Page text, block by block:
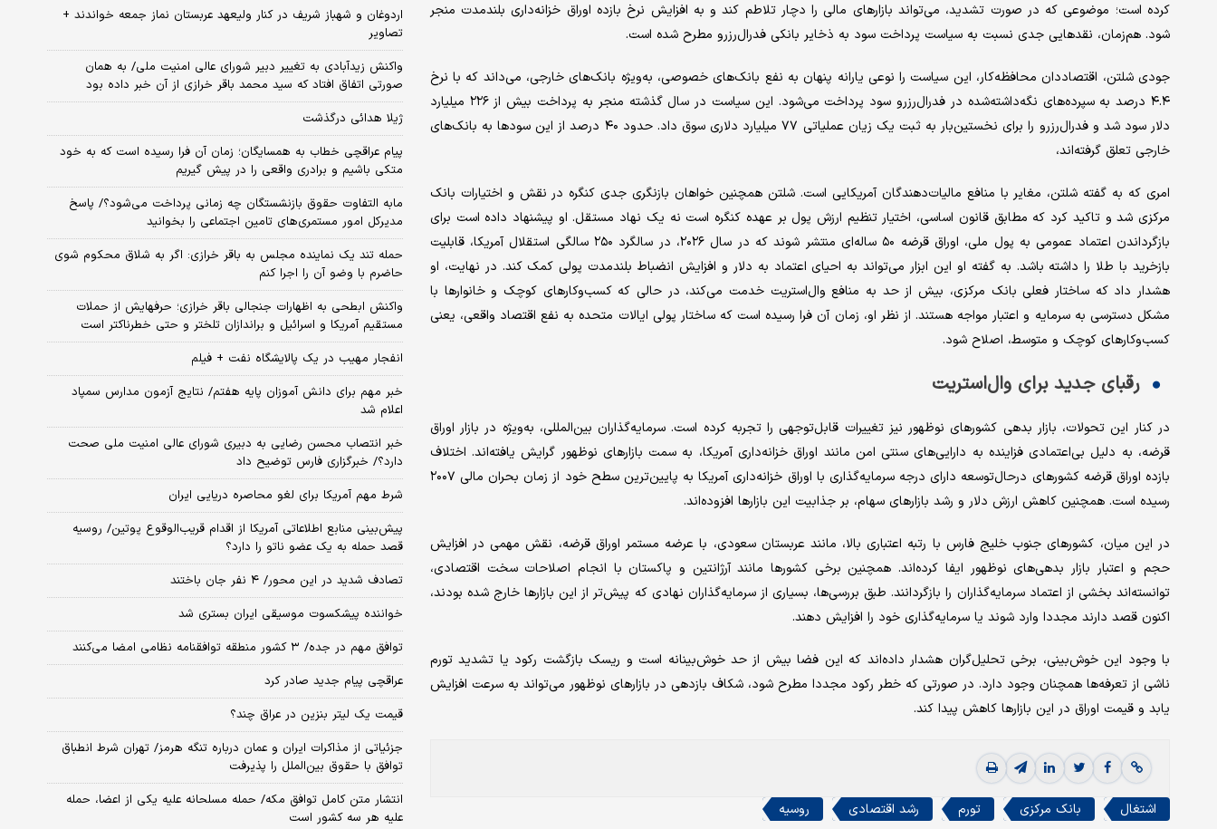
کرده است؛ موضوعی که در صورت تشدید، می‌تواند بازارهای مالی را دچار تلاطم کند و به افزایش نرخ بازده اوراق خزانه‌‌‌داری بلندمدت منجر
شود. هم‌‌‌زمان، نقدهایی جدی نسبت به سیاست پرداخت سود به ذخایر بانکی فدرال‌‌‌رزرو مطرح شده است.
جودی شلتن، اقتصاددان محافظه‌‌‌کار، این سیاست را نوعی یارانه پنهان به نفع بانک‌‌‌های خصوصی، به‌‌‌ویژه بانک‌‌‌های خارجی، می‌‌‌داند که با نرخ
۴.۴ درصد به سپرده‌‌‌های نگه‌‌‌داشته‌‌‌شده در فدرال‌‌‌رزرو سود پرداخت می‌شود. این سیاست در سال گذشته منجر به پرداخت بیش از ۲۲۶ میلیارد
دلار سود شد و فدرال‌‌‌رزرو را برای نخستین‌بار به ثبت یک زیان عملیاتی ۷۷ میلیارد دلاری سوق داد. حدود ۴۰ درصد از این سودها به بانک‌‌‌های
خارجی تعلق گرفته‌‌‌اند،
امری که به گفته شلتن، مغایر با منافع مالیات‌‌‌دهندگان آمریکایی است. شلتن همچنین خواهان بازنگری جدی کنگره در نقش و اختیارات بانک
مرکزی شد و تاکید کرد که مطابق قانون اساسی، اختیار تنظیم ارزش پول بر عهده کنگره است نه یک نهاد مستقل. او پیشنهاد داده است برای
بازگرداندن اعتماد عمومی به پول ملی، اوراق قرضه ۵۰ ساله‌‌‌ای منتشر شوند که در سال ۲۰۲۶، در سالگرد ۲۵۰ سالگی استقلال آمریکا، قابلیت
بازخرید با طلا را داشته باشد. به گفته او این ابزار می‌تواند به احیای اعتماد به دلار و افزایش انضباط بلندمدت پولی کمک کند. در نهایت، او
هشدار داد که ساختار فعلی بانک مرکزی، بیش از حد به منافع وال‌‌‌استریت خدمت می‌‌‌کند، در حالی که کسب‌‌‌وکارهای کوچک و خانوارها با
مشکل دسترسی به سرمایه و اعتبار مواجه هستند. از نظر او، زمان آن فرا رسیده است که ساختار پولی ایالات متحده به نفع اقتصاد واقعی، یعنی
کسب‌‌‌وکارهای کوچک و متوسط، اصلاح شود.
رقبای جدید برای وال‌‌‌استریت
در کنار این تحولات، بازار بدهی کشورهای نوظهور نیز تغییرات قابل‌‌‌توجهی را تجربه کرده است. سرمایه‌‌‌گذاران بین‌المللی، به‌‌‌ویژه در بازار اوراق
قرضه، به دلیل بی‌‌‌اعتمادی فزاینده به دارایی‌‌‌های سنتی امن مانند اوراق خزانه‌‌‌داری آمریکا، به سمت بازارهای نوظهور گرایش یافته‌‌‌اند. اختلاف
بازده اوراق قرضه کشورهای درحال‌‌‌توسعه دارای درجه سرمایه‌‌‌گذاری با اوراق خزانه‌‌‌داری آمریکا به پایین‌‌‌ترین سطح خود از زمان بحران مالی ۲۰۰۷
رسیده است. همچنین کاهش ارزش دلار و رشد بازارهای سهام، بر جذابیت این بازارها افزوده‌‌‌اند.
در این میان، کشورهای جنوب خلیج فارس با رتبه اعتباری بالا، مانند عربستان سعودی، با عرضه مستمر اوراق قرضه، نقش مهمی در افزایش
حجم و اعتبار بازار بدهی‌‌‌های نوظهور ایفا کرده‌‌‌اند. همچنین برخی کشورها مانند آرژانتین و پاکستان با انجام اصلاحات سخت اقتصادی،
توانسته‌‌‌اند بخشی از اعتماد سرمایه‌‌‌گذاران را بازگردانند. طبق بررسی‌‌‌ها، بسیاری از سرمایه‌‌‌گذاران نهادی که پیش‌‌‌تر از این بازارها خارج شده بودند،
اکنون قصد دارند مجددا وارد شوند یا سرمایه‌‌‌گذاری خود را افزایش دهند.
با وجود این خوش‌‌‌بینی، برخی تحلیل‌‌‌گران هشدار داده‌‌‌اند که این فضا بیش از حد خوش‌‌‌بینانه است و ریسک بازگشت رکود یا تشدید تورم
ناشی از تعرفه‌‌‌ها همچنان وجود دارد. در صورتی که خطر رکود مجددا مطرح شود، شکاف بازدهی در بازارهای نوظهور می‌تواند به سرعت افزایش
یابد و قیمت اوراق در این بازارها کاهش پیدا کند.
اشتغال بانک مرکزی تورم رشد اقتصادی روسیه
اردوغان و شهباز شریف در کنار ولیعهد عربستان نماز جمعه خواندند +
تصاویر
واکنش زیدآبادی به تغییر دبیر شورای عالی امنیت ملی/ به همان
صورتی اتفاق افتاد که سید محمد باقر خرازی از آن خبر داده بود
ژیلا هدائی درگذشت
پیام عراقچی خطاب به همسایگان؛ زمان آن فرا رسیده است که به خود
متکی باشیم و برادری واقعی را در پیش گیریم
مابه التفاوت حقوق بازنشستگان چه زمانی پرداخت می‌شود؟/ پاسخ
مدیرکل امور مستمری‌های تامین اجتماعی را بخوانید
حمله تند یک نماینده مجلس به باقر خرازی: اگر به شلاق محکوم شوی
حاضرم با وضو آن را اجرا کنم
واکنش ابطحی به اظهارات جنجالی باقر خرازی؛ حرفهایش از حملات
مستقیم آمریکا و اسرائیل و براندازان تلختر و حتی خطرناکتر است
انفجار مهیب در یک پالایشگاه نفت + فیلم
خبر مهم برای دانش آموزان پایه هفتم/ نتایج آزمون مدارس سمپاد
اعلام شد
خبر انتصاب محسن رضایی به دبیری شورای عالی امنیت ملی صحت
دارد؟/ خبرگزاری فارس توضیح داد
شرط مهم آمریکا برای لغو محاصره دریایی ایران
پیش‌بینی منابع اطلاعاتی آمریکا از اقدام قریب‌الوقوع پوتین/ روسیه
قصد حمله به یک عضو ناتو را دارد؟
تصادف شدید در این محور/ ۴ نفر جان باختند
خواننده پیشکسوت موسیقی ایران بستری شد
توافق مهم در جده/ ۳ کشور منطقه توافقنامه نظامی امضا می‌کنند
عراقچی پیام جدید صادر کرد
قیمت یک لیتر بنزین در عراق چند؟
جزئیاتی از مذاکرات ایران و عمان درباره تنگه هرمز/ تهران شرط انطباق
توافق با حقوق بین‌الملل را پذیرفت
انتشار متن کامل توافق مکه/ حمله مسلحانه علیه یکی از اعضا، حمله
علیه هر سه کشور است